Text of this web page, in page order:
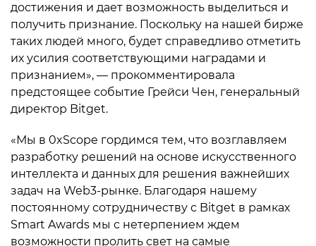
достижения и дает возможность выделиться и
получить признание. Поскольку на нашей бирже
таких людей много, будет справедливо отметить
их усилия соответствующими наградами и
признанием», — прокомментировала
предстоящее событие Грейси Чен, генеральный
директор Bitget.
«Мы в 0xScope гордимся тем, что возглавляем
разработку решений на основе искусственного
интеллекта и данных для решения важнейших
задач на Web3-рынке. Благодаря нашему
постоянному сотрудничеству с Bitget в рамках
Smart Awards мы с нетерпением ждем
возможности пролить свет на самые